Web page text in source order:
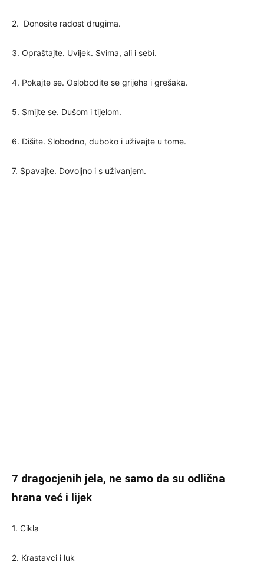
2. Donosite radost drugima.
3. Opraštajte. Uvijek. Svima, ali i sebi.
4. Pokajte se. Oslobodite se grijeha i grešaka.
5. Smijte se. Dušom i tijelom.
6. Dišite. Slobodno, duboko i uživajte u tome.
7. Spavajte. Dovoljno i s uživanjem.
7 dragocjenih jela, ne samo da su odlična
hrana već i lijek
1. Cikla
2. Krastavci i luk